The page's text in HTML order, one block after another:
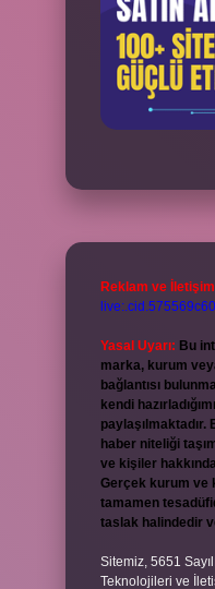
Reklam ve
Yasal Uyarı: Bu
marka, kurum
bağlantısı
kendi
haber niteliği
ve kişiler
Gerçek kurum ve
tamamen
taslak halindedir
Sitemiz, 5651
Teknolojileri ve